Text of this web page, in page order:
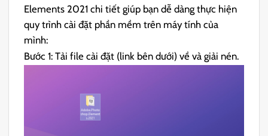
Elements 2021 chi tiết giúp bạn dễ dàng thực hiện
quy trình cài đặt phần mềm trên máy tính của
mình:
Bước 1: Tải file cài đặt (link bên dưới) về và giải nén.